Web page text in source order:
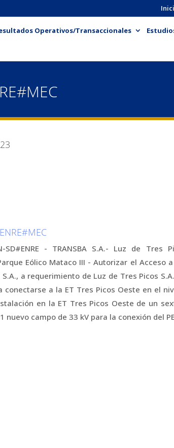
Operativos/Transaccionales
SD#ENRE - TRANSBA S.A.- Luz de
Eólico Mataco III - Autorizar el Acceso
S.A., a requerimiento de Luz de Tres Picos
conectarse a la ET Tres Picos Oeste en el
en la ET Tres Picos Oeste de un
nuevo campo de 33 kV para la conexión del